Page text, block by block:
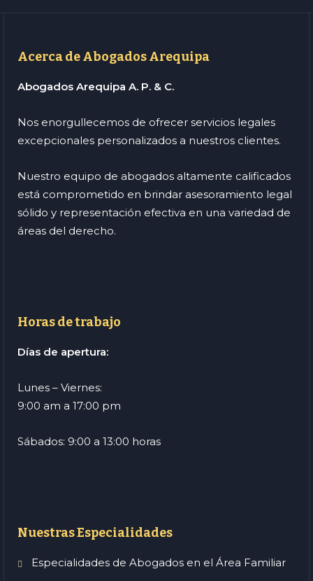
Acerca de Abogados Arequipa
Abogados Arequipa A. P. & C.
Nos enorgullecemos de ofrecer servicios legales
excepcionales personalizados a nuestros clientes.
Nuestro equipo de abogados altamente calificados
está comprometido en brindar asesoramiento legal
sólido y representación efectiva en una variedad de
áreas del derecho.
Horas de trabajo
Días de apertura:
Lunes – Viernes:
9:00 am a 17:00 pm
Sábados: 9:00 a 13:00 horas
Nuestras Especialidades
Especialidades de Abogados en el Área Familiar